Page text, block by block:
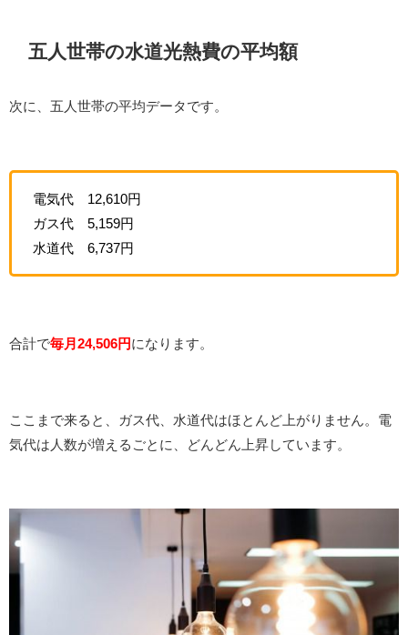
五人世帯の水道光熱費の平均額
次に、五人世帯の平均データです。
電気代 12,610円
ガス代 5,159円
水道代 6,737円
合計で毎月24,506円 になります。
ここまで来ると、ガス代、水道代はほとんど上がりません。電
気代は人数が増えるごとに、どんどん上昇しています。